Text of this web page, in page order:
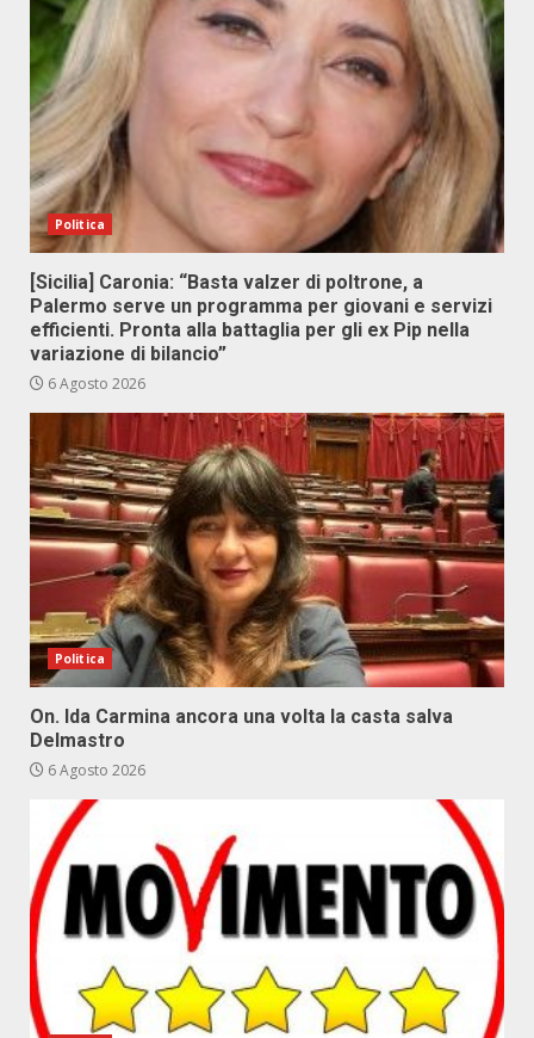
Politica
[Sicilia] Caronia: “Basta valzer di poltrone, a
Palermo serve un programma per giovani e servizi
efficienti. Pronta alla battaglia per gli ex Pip nella
variazione di bilancio”
6 Agosto 2026
Politica
On. Ida Carmina ancora una volta la casta salva
Delmastro
6 Agosto 2026